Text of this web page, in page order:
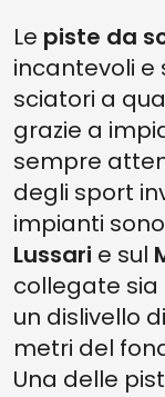
Le piste da
incantevoli e
sciatori a
grazie a
sempre
degli sport
impianti
Lussari e sul
collegate sia
un dislivello
metri del
Una delle